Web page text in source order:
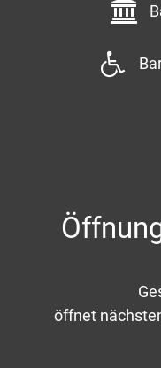
Klicken, um weitere
öffnet